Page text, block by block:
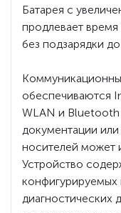
Батарея с
продлевает
без подзарядки до
обеспечиваются
WLAN и Bluetooth
документации
носителей может
Устройство
конфигурируемых
диагностических